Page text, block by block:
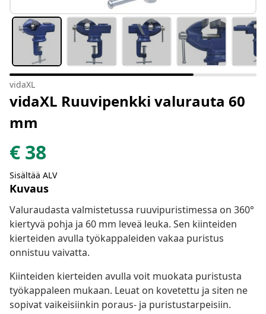
vidaXL
vidaXL Ruuvipenkki valurauta 60
mm
€ 38
Sisältää ALV
Kuvaus
Valuraudasta valmistetussa ruuvipuristimessa on 360°
kiertyvä pohja ja 60 mm leveä leuka. Sen kiinteiden
kierteiden avulla työkappaleiden vakaa puristus
onnistuu vaivatta.
Kiinteiden kierteiden avulla voit muokata puristusta
työkappaleen mukaan. Leuat on kovetettu ja siten ne
sopivat vaikeisiinkin poraus- ja puristustarpeisiin.